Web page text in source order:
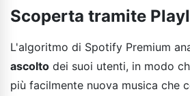
Scoperta tramite
L'algoritmo di Spotify Premium
ascolto dei suoi utenti, in modo
più facilmente nuova musica che